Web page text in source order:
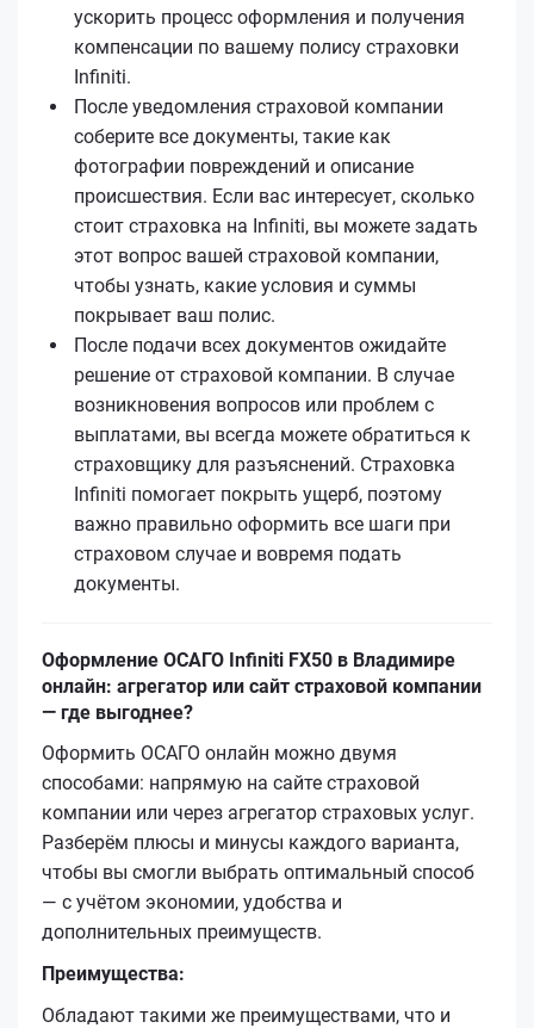
ускорить процесс оформления и получения
компенсации по вашему полису страховки
Infiniti.
После уведомления страховой компании
соберите все документы, такие как
фотографии повреждений и описание
происшествия. Если вас интересует, сколько
стоит страховка на Infiniti, вы можете задать
этот вопрос вашей страховой компании,
чтобы узнать, какие условия и суммы
покрывает ваш полис.
После подачи всех документов ожидайте
решение от страховой компании. В случае
возникновения вопросов или проблем с
выплатами, вы всегда можете обратиться к
страховщику для разъяснений. Страховка
Infiniti помогает покрыть ущерб, поэтому
важно правильно оформить все шаги при
страховом случае и вовремя подать
документы.
Оформление ОСАГО Infiniti FX50 в Владимире
онлайн: агрегатор или сайт страховой компании
— где выгоднее?
Оформить ОСАГО онлайн можно двумя
способами: напрямую на сайте страховой
компании или через агрегатор страховых услуг.
Разберём плюсы и минусы каждого варианта,
чтобы вы смогли выбрать оптимальный способ
— с учётом экономии, удобства и
дополнительных преимуществ.
Преимущества:
Обладают такими же преимуществами, что и